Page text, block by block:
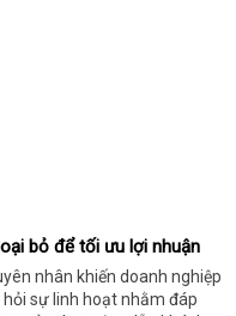
bỏ để tối ưu lợi nhuận
nhân khiến doanh nghiệp
sự linh hoạt nhằm đáp